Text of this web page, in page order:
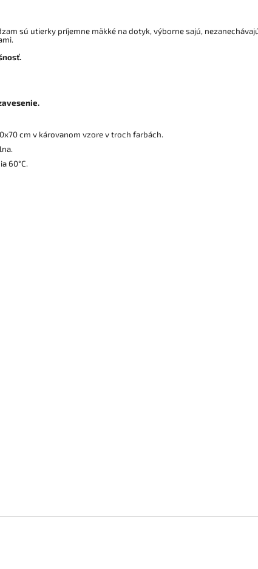
sú utierky príjemne mäkké na dotyk, výborne sajú,
cm v károvanom vzore v troch farbách.
60°C.